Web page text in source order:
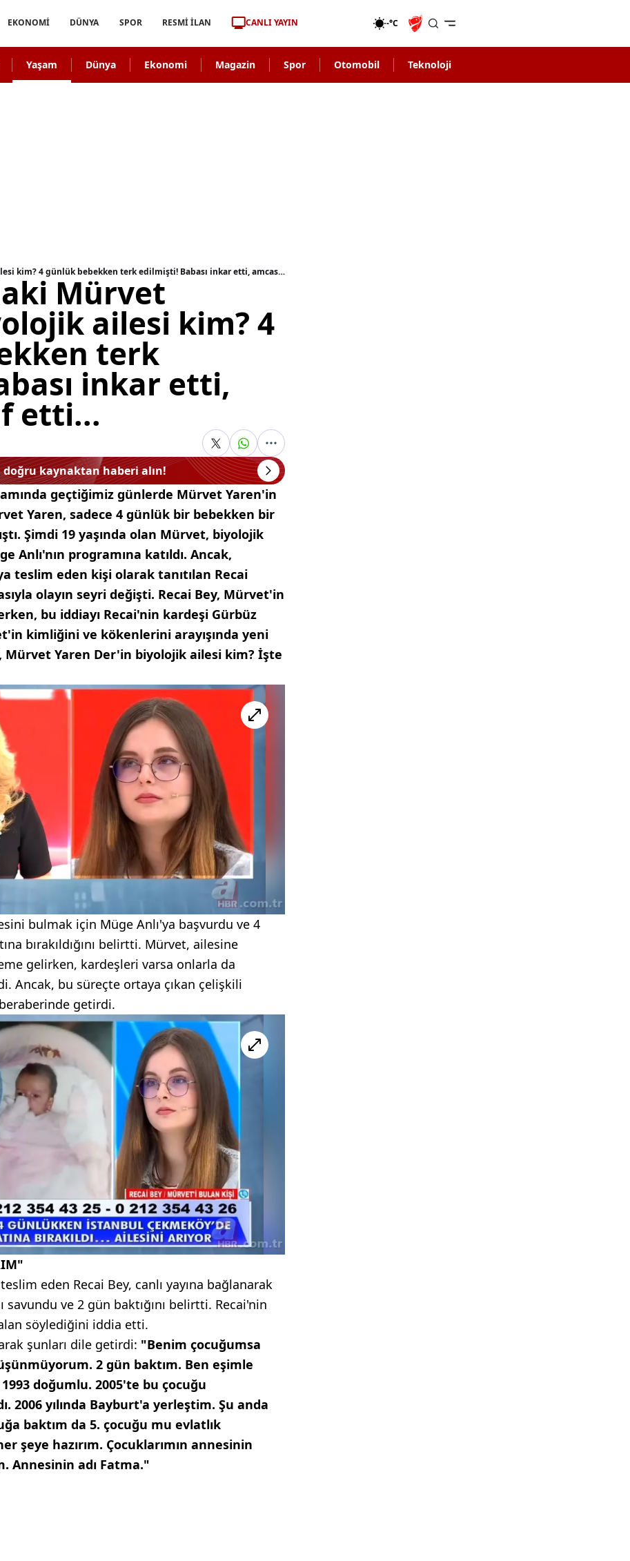
EKONOMİ DÜNYA SPOR RESMİ İLAN CANLI YAYIN -°C
Yaşam Dünya Ekonomi Magazin Spor Otomobil Teknoloji
Müge Anlı'daki Mürvet Yaren'in biyolojik ailesi kim? 4 günlük bebekken terk edilmişti! Babası inkar etti, amcası itiraf etti...
Mürvet
ailesi kim? 4
terk
inkar etti,
etti...
doğru kaynaktan haberi alın!
geçtiğimiz günlerde Mürvet Yaren'in
Yaren, sadece 4 günlük bir bebekken bir
Şimdi 19 yaşında olan Mürvet, biyolojik
Anlı'nın programına katıldı. Ancak,
teslim eden kişi olarak tanıtılan Recai
olayın seyri değişti. Recai Bey, Mürvet'in
bu iddiayı Recai'nin kardeşi Gürbüz
kimliğini ve kökenlerini arayışında yeni
Yaren Der'in biyolojik ailesi kim? İşte
bulmak için Müge Anlı'ya başvurdu ve 4
bırakıldığını belirtti. Mürvet, ailesine
gelirken, kardeşleri varsa onlarla da
Ancak, bu süreçte ortaya çıkan çelişkili
getirdi.
eden Recai Bey, canlı yayına bağlanarak
savundu ve 2 gün baktığını belirtti. Recai'nin
söylediğini iddia etti.
şunları dile getirdi: "Benim çocuğumsa
2 gün baktım. Ben eşimle
doğumlu. 2005'te bu çocuğu
2006 yılında Bayburt'a yerleştim. Şu anda
baktım da 5. çocuğu mu evlatlık
şeye hazırım. Çocuklarımın annesinin
Annesinin adı Fatma."